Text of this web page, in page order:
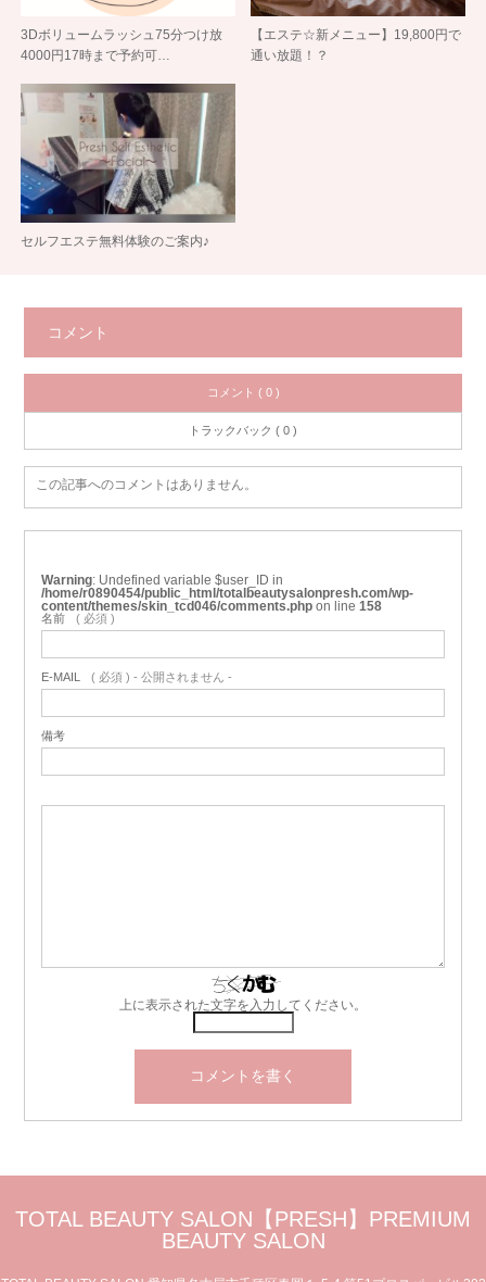
3Dボリュームラッシュ75分つけ放
4000円17時まで予約可…
【エステ☆新メニュー】19,800円で
通い放題！？
セルフエステ無料体験のご案内♪
コメント
コメント ( 0 )
トラックバック ( 0 )
この記事へのコメントはありません。
Warning : Undefined variable $user_ID in
/home/r0890454/public_html/totalbeautysalonpresh.com/wp-
content/themes/skin_tcd046/comments.php on line 158
名前 ( 必須 )
E-MAIL ( 必須 ) - 公開されません -
備考
上に表示された文字を入力してください。
TOTAL BEAUTY SALON【PRESH】PREMIUM
BEAUTY SALON